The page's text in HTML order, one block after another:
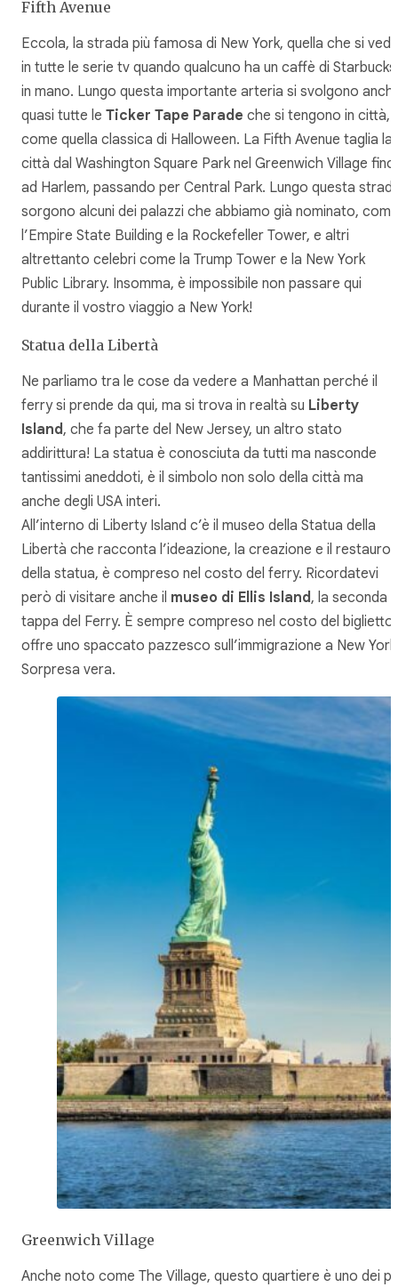
Fifth Avenue
Eccola, la strada più famosa di New York, quella che si vede
in tutte le serie tv quando qualcuno ha un caffè di Starbucks
in mano. Lungo questa importante arteria si svolgono
quasi tutte le Ticker Tape Parade che si tengono in città,
come quella classica di Halloween. La Fifth Avenue taglia la
città dal Washington Square Park nel Greenwich Village fino
ad Harlem, passando per Central Park. Lungo questa
sorgono alcuni dei palazzi che abbiamo già nominato, come
l’Empire State Building e la Rockefeller Tower, e altri
altrettanto celebri come la Trump Tower e la New York
Public Library. Insomma, è impossibile non passare qui
durante il vostro viaggio a New York!
Statua della Libertà
Ne parliamo tra le cose da vedere a Manhattan perché il
ferry si prende da qui, ma si trova in realtà su Liberty
Island, che fa parte del New Jersey, un altro stato
addirittura! La statua è conosciuta da tutti ma nasconde
tantissimi aneddoti, è il simbolo non solo della città ma
anche degli USA interi.
All’interno di Liberty Island c’è il museo della Statua della
Libertà che racconta l’ideazione, la creazione e il restauro
della statua, è compreso nel costo del ferry. Ricordatevi
però di visitare anche il museo di Ellis Island, la seconda
tappa del Ferry. È sempre compreso nel costo del biglietto
offre uno spaccato pazzesco sull’immigrazione a New
Sorpresa vera.
Greenwich Village
Anche noto come The Village, questo quartiere è uno dei